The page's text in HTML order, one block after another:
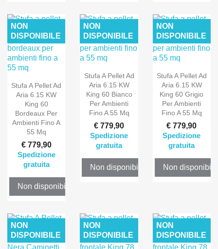
NON
DISPONIBILE
Stufa A Pellet Ad
Aria 6.15 KW
King 60
Bordeaux Per
Ambienti Fino A
55 Mq
€ 779,90
Spedizione
gratuita
Non disponibile
NON
DISPONIBILE
Stufa A Pellet Ad
Aria 6.15 KW
King 60 Bianco
Per Ambienti
Fino A 55 Mq
€ 779,90
Spedizione
gratuita
Non disponibile
NON
DISPONIBILE
Stufa A Pellet Ad
Aria 6.15 KW
King 60 Grigio
Per Ambienti
Fino A 55 Mq
€ 779,90
Spedizione
gratuita
Non disponibile
NON
DISPONIBILE
NON
DISPONIBILE
NON
DISPONIBILE